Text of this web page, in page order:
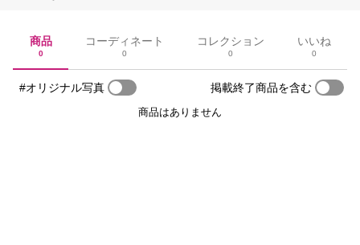
商品
0
コーディネート
0
コレクション
0
いいね
0
#オリジナル写真 掲載終了商品を含む
商品はありません